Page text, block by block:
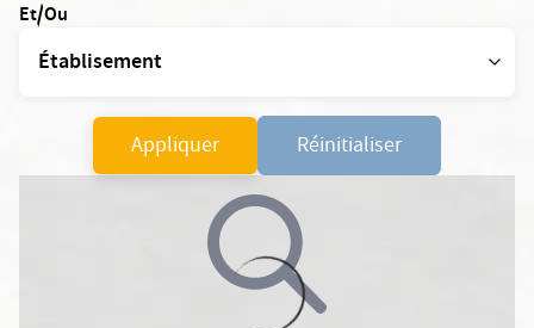
Et/Ou
Appliquer Réinitialiser